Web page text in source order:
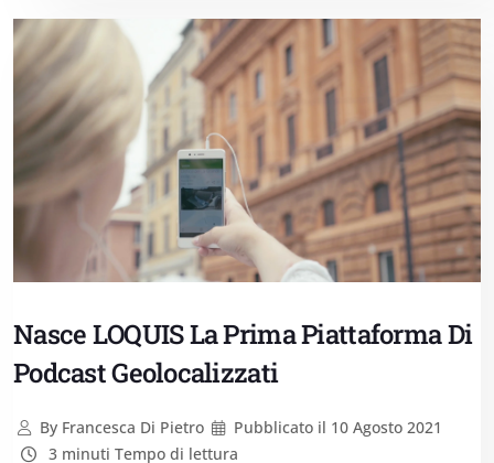
Nasce LOQUIS La Prima Piattaforma Di
Podcast Geolocalizzati
ByFrancesca Di Pietro Pubblicato il 10 Agosto 2021
3 minuti Tempo di lettura